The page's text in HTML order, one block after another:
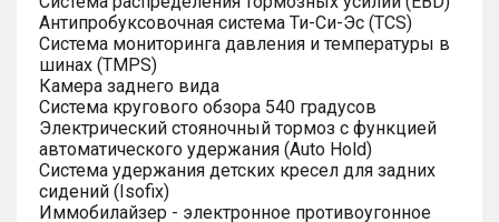
Антипробуксовочная система Ти-Си-Эс (TCS)
Система мониторинга давления и температуры в
шинах (TMPS)
Камера заднего вида
Система кругового обзора 540 градусов
Электрический стояночный тормоз с функцией
автоматического удержания (Auto Hold)
Система удержания детских кресел для задних
сидений (Isofix)
Иммобилайзер - электронное противоугонное